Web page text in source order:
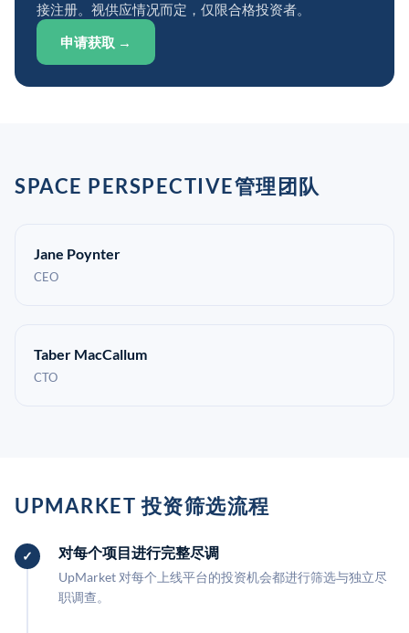
接注册。视供应情况而定，仅限合格投资者。
申请获取 →
SPACE PERSPECTIVE管理团队
Jane Poynter
CEO
Taber MacCallum
CTO
UPMARKET 投资筛选流程
对每个项目进行完整尽调
UpMarket 对每个上线平台的投资机会都进行筛选与独立尽
职调查。